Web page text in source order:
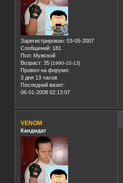
Зарегистрирован: 03-05-2007
Сообщений: 181
Пол: Мужской
Возраст: 35 [1990-10-13]
Провел на форуме:
3 дня 13 часов
Последний визит:
06-01-2008 02:13:07
VENOM
Кандидат